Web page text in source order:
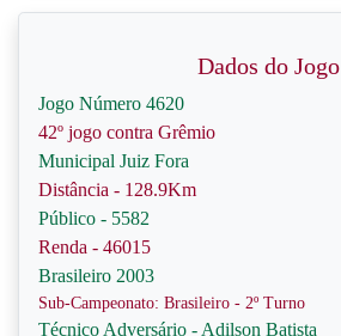
Dados do Jogo
Jogo Número 4620
42º jogo contra Grêmio
Municipal Juiz Fora
Distância - 128.9Km
Público - 5582
Renda - 46015
Brasileiro 2003
Sub-Campeonato: Brasileiro - 2º Turno
Técnico Adversário - Adilson Batista